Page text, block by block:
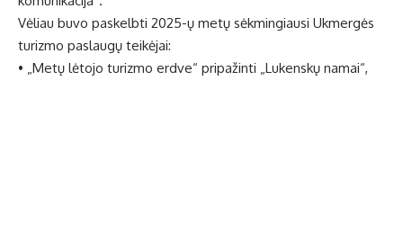
Vėliau buvo paskelbti 2025-ų metų sėkmingiausi Ukmergės
turizmo paslaugų teikėjai:
• „Metų lėtojo turizmo erdve“ pripažinti „Lukenskų namai“,